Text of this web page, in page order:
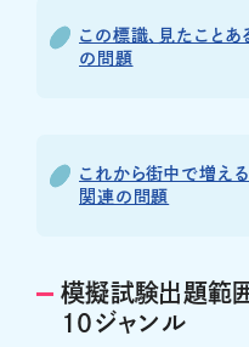
この標識、見たことあ
の問題
これから街中で増える
関連の問題
模擬試験出題範
10ジャンル